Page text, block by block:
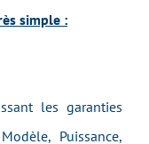
simple :
les garanties
Puissance,